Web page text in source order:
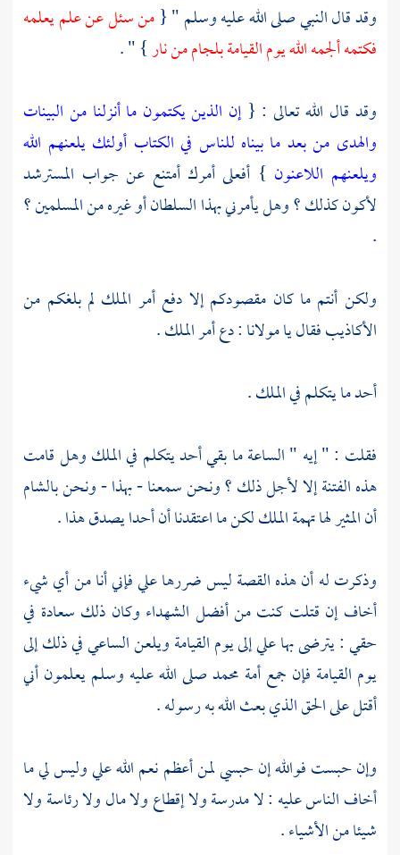
وقد قال النبي صلى الله عليه وسلم " {من سئل عن علم يعلمه
فكتمه ألجمه الله يوم القيامة بلجام من نار} " .
وقد قال الله تعالى : {إن الذين يكتمون ما أنزلنا من البينات
والهدى من بعد ما بيناه للناس في الكتاب أولئك يلعنهم الله
ويلعنهم اللاعنون } أفعلى أمرك أمتنع عن جواب المسترشد
لأكون كذلك ؟ وهل يأمرني بهذا السلطان أو غيره من المسلمين ؟
.
ولكن أنتم ما كان مقصودكم إلا دفع أمر الملك لم بلغكم من
الأكاذيب فقال يا مولانا : دع أمر الملك .
أحد ما يتكلم في الملك .
فقلت : " إيه " الساعة ما بقي أحد يتكلم في الملك وهل قامت
هذه الفتنة إلا لأجل ذلك ؟ ونحن سمعنا - بهذا - ونحنبالشام
أن المثير لها تهمة الملك لكن ما اعتقدنا أن أحدا يصدق هذا .
وذكرت له أن هذه القصة ليس ضررها علي فإني أنا من أي شيء
أخاف إن قتلت كنت من أفضل الشهداء وكان ذلك سعادة في
حقي : يترضى بها علي إلى يوم القيامة ويلعن الساعي في ذلك إلى
يوم القيامة فإن جمع أمة محمدصلى الله عليه وسلم يعلمون أني
أقتل على الحق الذي بعث الله به رسوله .
وإن حبست فوالله إن حبسي لمن أعظم نعم الله علي وليس لي ما
أخاف الناس عليه : لا مدرسة ولا إقطاع ولا مال ولا رئاسة ولا
شيئا من الأشياء .